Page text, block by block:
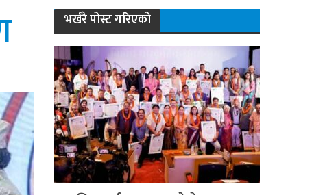
भर्खरै पोस्ट गरिएको